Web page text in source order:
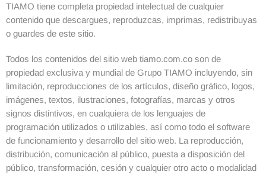
TIAMO tiene completa propiedad intelectual de cualquier
contenido que descargues, reproduzcas, imprimas, redistribuyas
o guardes de este sitio.
Todos los contenidos del sitio web tiamo.com.co son de
propiedad exclusiva y mundial de Grupo TIAMO incluyendo, sin
limitación, reproducciones de los artículos, diseño gráfico, logos,
imágenes, textos, ilustraciones, fotografías, marcas y otros
signos distintivos, en cualquiera de los lenguajes de
programación utilizados o utilizables, así como todo el software
de funcionamiento y desarrollo del sitio web. La reproducción,
distribución, comunicación al público, puesta a disposición del
público, transformación, cesión y cualquier otro acto o modalidad